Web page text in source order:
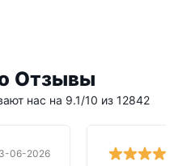
Отзывы
нас на 9.1/10 из 12842
06-2026